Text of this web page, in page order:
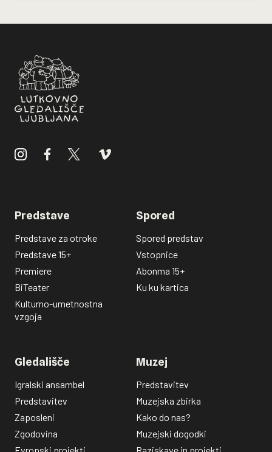
Predstave
Predstave za otroke
Predstave 15+
Premiere
BiTeater
Kulturno-umetnostna
vzgoja
Spored
Spored predstav
Vstopnice
Abonma 15+
Ku ku kartica
Gledališče
Igralski ansambel
Predstavitev
Zaposleni
Zgodovina
Muzej
Predstavitev
Muzejska zbirka
Kako do nas?
Muzejski dogodki